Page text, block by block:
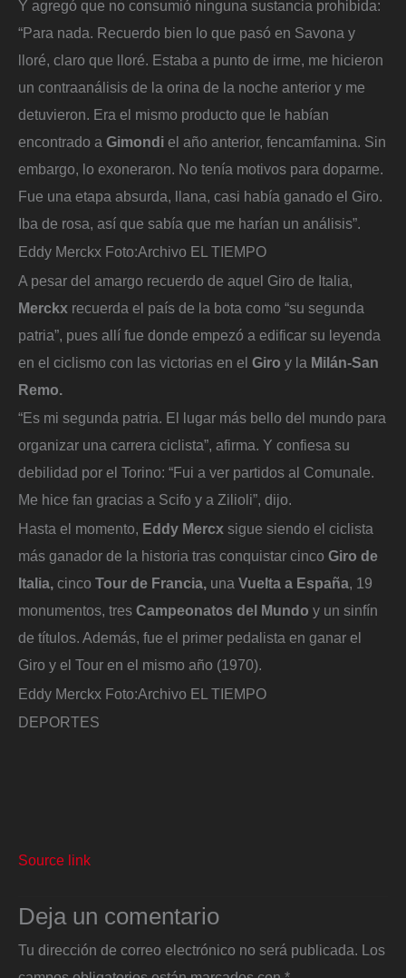
Y agregó que no consumió ninguna sustancia prohibida:
“Para nada. Recuerdo bien lo que pasó en Savona y
lloré, claro que lloré. Estaba a punto de irme, me hicieron
un contraanálisis de la orina de la noche anterior y me
detuvieron. Era el mismo producto que le habían
encontrado a Gimondi el año anterior, fencamfamina. Sin
embargo, lo exoneraron. No tenía motivos para doparme.
Fue una etapa absurda, llana, casi había ganado el Giro.
Iba de rosa, así que sabía que me harían un análisis”.
Eddy Merckx Foto:Archivo EL TIEMPO
A pesar del amargo recuerdo de aquel Giro de Italia,
Merckx recuerda el país de la bota como “su segunda
patria”, pues allí fue donde empezó a edificar su leyenda
en el ciclismo con las victorias en el Giro y la Milán-San
Remo.
“Es mi segunda patria. El lugar más bello del mundo para
organizar una carrera ciclista”, afirma. Y confiesa su
debilidad por el Torino: “Fui a ver partidos al Comunale.
Me hice fan gracias a Scifo y a Zilioli”, dijo.
Hasta el momento, Eddy Mercx sigue siendo el ciclista
más ganador de la historia tras conquistar cinco Giro de
Italia, cinco Tour de Francia, una Vuelta a España, 19
monumentos, tres Campeonatos del Mundo y un sinfín
de títulos. Además, fue el primer pedalista en ganar el
Giro y el Tour en el mismo año (1970).
Eddy Merckx Foto:Archivo EL TIEMPO
DEPORTES
Source link
Deja un comentario
Tu dirección de correo electrónico no será publicada. Los